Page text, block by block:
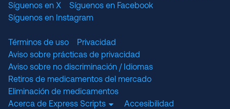
Síguenos en X
Síguenos en Facebook
Síguenos en Instagram
Términos de uso
Privacidad
Aviso sobre prácticas de privacidad
Aviso sobre no discriminación / Idiomas
Retiros de medicamentos del mercado
Eliminación de medicamentos
Acerca de Express Scripts
Accesibilidad